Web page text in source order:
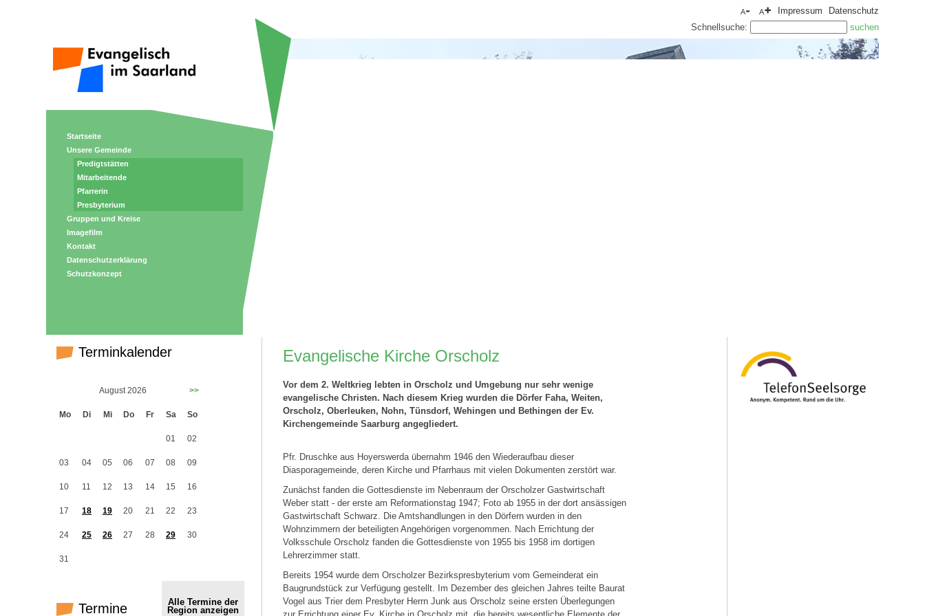
Impressum
Datenschutz
Schnellsuche:
Startseite
Unsere Gemeinde
Predigtstätten
Mitarbeitende
Pfarrerin
Presbyterium
Gruppen und Kreise
Imagefilm
Kontakt
Datenschutzerklärung
Schutzkonzept
Terminkalender
August 2026 >>
Mo Di Mi Do Fr Sa So
01 02
03 04 05 06 07 08 09
10 11 12 13 14 15 16
17 18 19 20 21 22 23
24 25 26 27 28 29 30
31
Termine
Alle Termine der
Region anzeigen
Evangelische Kirche Orscholz
Vor dem 2. Weltkrieg lebten in Orscholz und Umgebung nur sehr wenige
evangelische Christen. Nach diesem Krieg wurden die Dörfer Faha, Weiten,
Orscholz, Oberleuken, Nohn, Tünsdorf, Wehingen und Bethingen der Ev.
Kirchengemeinde Saarburg angegliedert.
Pfr. Druschke aus Hoyerswerda übernahm 1946 den Wiederaufbau dieser
Diasporagemeinde, deren Kirche und Pfarrhaus mit vielen Dokumenten zerstört war.
Zunächst fanden die Gottesdienste im Nebenraum der Orscholzer Gastwirtschaft
Weber statt - der erste am Reformationstag 1947; Foto ab 1955 in der dort ansässigen
Gastwirtschaft Schwarz. Die Amtshandlungen in den Dörfern wurden in den
Wohnzimmern der beteiligten Angehörigen vorgenommen. Nach Errichtung der
Volksschule Orscholz fanden die Gottesdienste von 1955 bis 1958 im dortigen
Lehrerzimmer statt.
Bereits 1954 wurde dem Orscholzer Bezirkspresbyterium vom Gemeinderat ein
Baugrundstück zur Verfügung gestellt. Im Dezember des gleichen Jahres teilte Baurat
Vogel aus Trier dem Presbyter Herrn Junk aus Orscholz seine ersten Überlegungen